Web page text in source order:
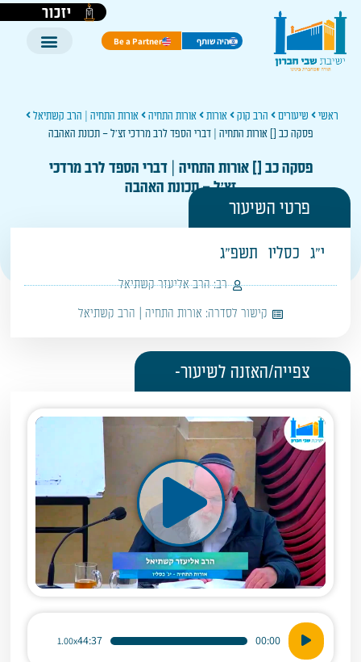
יזכור
היה שותף Be a Partner
ראשי שיעורים הרב קוק אורות אורות התחיה
אורות התחיה | הרב קשתיאל
פסקה כב [] אורות התחיה | דברי הספד לרב מרדכי זצ'ל – תכונת האהבה
פסקה כב [] אורות התחיה | דברי הספד לרב מרדכי
זצ'ל – תכונת האהבה
פרטי השיעור
י"ג כסליו תשפ"ג
רב: הרב אליעזר קשתיאל
קישור לסדרה: אורות התחיה | הרב קשתיאל
צפייה/האזנה לשיעור-
נגן
אודיו
00:00
44:37
1.00x